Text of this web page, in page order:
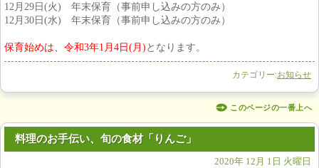
12月29日(火) 年末保育（事前申し込みの方のみ）
12月30日(水) 年末保育（事前申し込みの方のみ）
保育始めは、令和3年1月4日(月) となります。
カテゴリー:お知らせ
このページの一番上へ
料理のお手伝い、旬の食材「りんご」
2020年 12月 1日 火曜日